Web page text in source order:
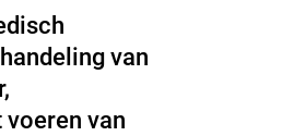
van
van